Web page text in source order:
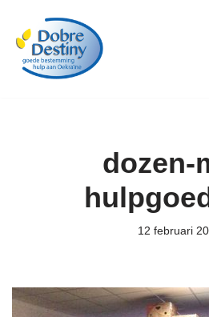
Ga
naar
dozen-
12 februari